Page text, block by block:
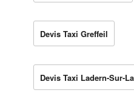
Devis Taxi Greffeil
Devis Taxi Ladern-Sur-